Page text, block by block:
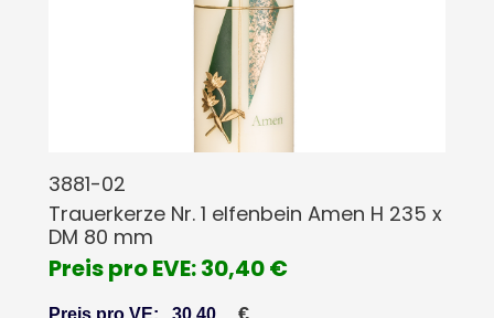
3881-02
Trauerkerze Nr. 1 elfenbein Amen H 235 x
DM 80 mm
Preis pro EVE: 30,40 €